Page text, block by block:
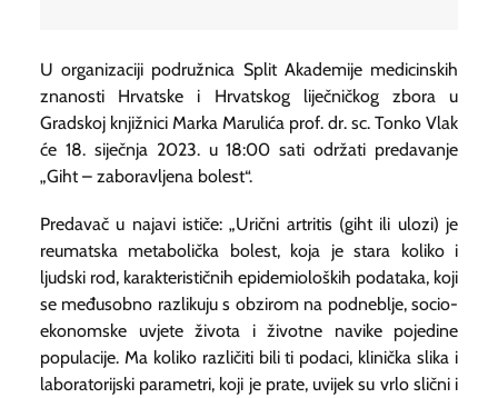
U organizaciji podružnica Split Akademije medicinskih
znanosti Hrvatske i Hrvatskog liječničkog zbora u
Gradskoj knjižnici Marka Marulića prof. dr. sc. Tonko Vlak
će 18. siječnja 2023. u 18:00 sati održati predavanje
„Giht – zaboravljena bolest“.
Predavač u najavi ističe: „Urični artritis (giht ili ulozi) je
reumatska metabolička bolest, koja je stara koliko i
ljudski rod, karakterističnih epidemioloških podataka, koji
se međusobno razlikuju s obzirom na podneblje, socio-
ekonomske uvjete života i životne navike pojedine
populacije. Ma koliko različiti bili ti podaci, klinička slika i
laboratorijski parametri, koji je prate, uvijek su vrlo slični i